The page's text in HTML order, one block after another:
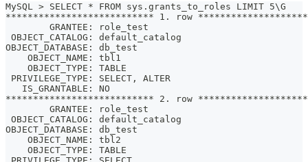
MySQL > SELECT * FROM sys.grants_to_roles LIMIT 5\G
*************************** 1. row
        GRANTEE: role_test
OBJECT_CATALOG: default_catalog
OBJECT_DATABASE: db_test
    OBJECT_NAME: tbl1
    OBJECT_TYPE: TABLE
PRIVILEGE_TYPE: SELECT, ALTER
   IS_GRANTABLE: NO
*************************** 2. row
        GRANTEE: role_test
OBJECT_CATALOG: default_catalog
OBJECT_DATABASE: db_test
    OBJECT_NAME: tbl2
    OBJECT_TYPE: TABLE